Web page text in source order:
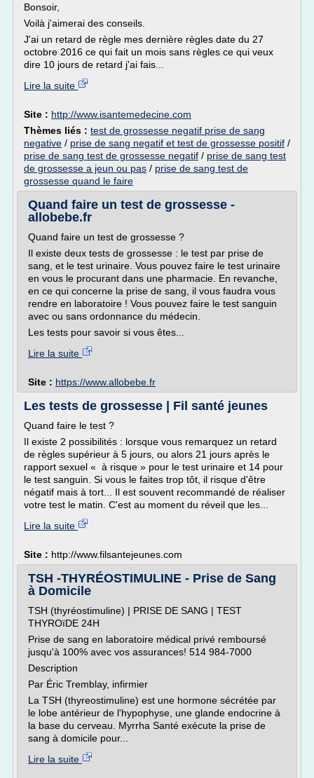
Bonsoir,
Voilà j'aimerai des conseils.
J'ai un retard de règle mes dernière règles date du 27
octobre 2016 ce qui fait un mois sans règles ce qui veux
dire 10 jours de retard j'ai fais...
Lire la suite
Site : http://www.isantemedecine.com
Thèmes liés : test de grossesse negatif prise de sang
negative / prise de sang negatif et test de grossesse positif /
prise de sang test de grossesse negatif / prise de sang test
de grossesse a jeun ou pas / prise de sang test de
grossesse quand le faire
Quand faire un test de grossesse -
allobebe.fr
Quand faire un test de grossesse ?
Il existe deux tests de grossesse : le test par prise de
sang, et le test urinaire. Vous pouvez faire le test urinaire
en vous le procurant dans une pharmacie. En revanche,
en ce qui concerne la prise de sang, il vous faudra vous
rendre en laboratoire ! Vous pouvez faire le test sanguin
avec ou sans ordonnance du médecin.
Les tests pour savoir si vous êtes...
Lire la suite
Site : https://www.allobebe.fr
Les tests de grossesse | Fil santé jeunes
Quand faire le test ?
Il existe 2 possibilités : lorsque vous remarquez un retard
de règles supérieur à 5 jours, ou alors 21 jours après le
rapport sexuel « à risque » pour le test urinaire et 14 pour
le test sanguin. Si vous le faites trop tôt, il risque d'être
négatif mais à tort... Il est souvent recommandé de réaliser
votre test le matin. C'est au moment du réveil que les...
Lire la suite
Site : http://www.filsantejeunes.com
TSH -THYRÉOSTIMULINE - Prise de Sang
à Domicile
TSH (thyréostimuline) | PRISE DE SANG | TEST
THYROïDE 24H
Prise de sang en laboratoire médical privé remboursé
jusqu'à 100% avec vos assurances! 514 984-7000
Description
Par Éric Tremblay, infirmier
La TSH (thyreostimuline) est une hormone sécrétée par
le lobe antérieur de l'hypophyse, une glande endocrine à
la base du cerveau. Myrrha Santé exécute la prise de
sang à domicile pour...
Lire la suite